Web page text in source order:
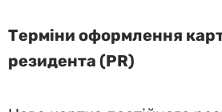
Терміни оформлення
резидента (PR)